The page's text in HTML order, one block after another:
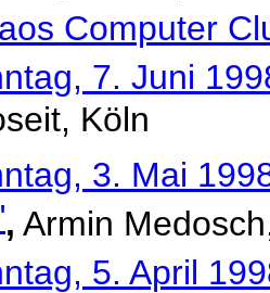
Computer
7. Juni
Köln
3. Mai
, Armin
5. April